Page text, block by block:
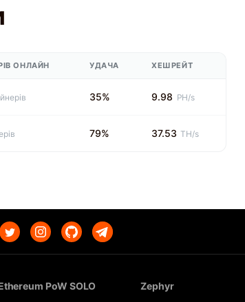
ОНЛАЙН УДАЧА ХЕШРЕЙТ
35% 9.98 PH/s
79% 37.53 TH/s
PoW SOLO Zephyr